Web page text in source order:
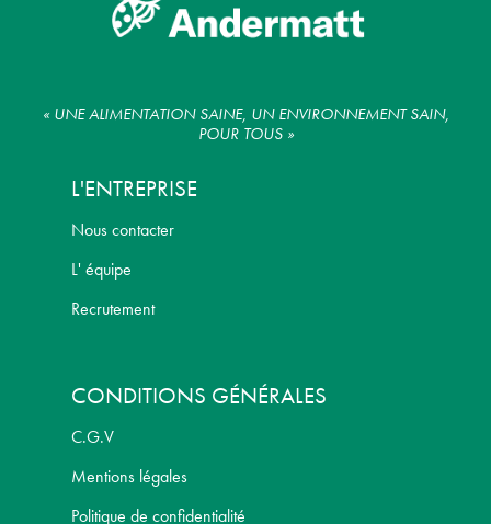
« UNE ALIMENTATION SAINE, UN ENVIRONNEMENT SAIN,
POUR TOUS »
L'ENTREPRISE
Nous contacter
L' équipe
Recrutement
CONDITIONS GÉNÉRALES
C.G.V
Mentions légales
Politique de confidentialité